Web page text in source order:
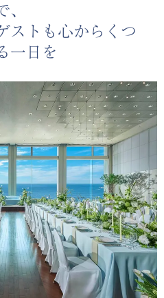
、
ストも心からくつ
一日を